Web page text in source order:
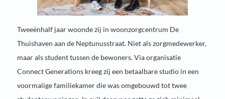
Tweeënhalf jaar woonde zij in woonzorgcentrum De
Thuishaven aan de Neptunusstraat. Niet als zorgmedewerker,
maar als student tussen de bewoners. Via organisatie
Connect Generations kreeg zij een betaalbare studio in een
voormalige familiekamer die was omgebouwd tot twee